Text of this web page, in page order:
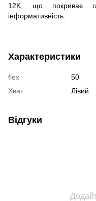
12K, що покриває
інформативність.
Характеристики
flex
50
Хват
Лівий
Відгуки